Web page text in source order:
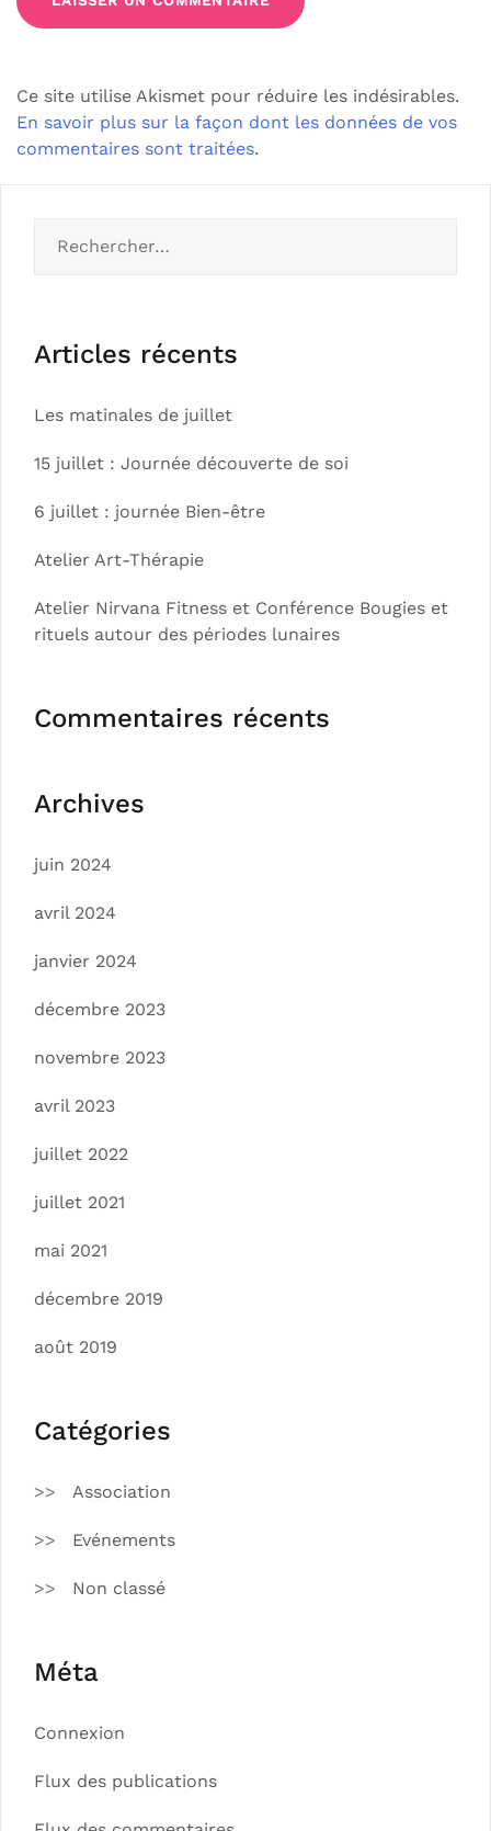
Ce site utilise Akismet pour réduire les indésirables.
En savoir plus sur la façon dont les données de vos
commentaires sont traitées.
Articles récents
Les matinales de juillet
15 juillet : Journée découverte de soi
6 juillet : journée Bien-être
Atelier Art-Thérapie
Atelier Nirvana Fitness et Conférence Bougies et
rituels autour des périodes lunaires
Commentaires récents
Archives
juin 2024
avril 2024
janvier 2024
décembre 2023
novembre 2023
avril 2023
juillet 2022
juillet 2021
mai 2021
décembre 2019
août 2019
Catégories
Association
Evénements
Non classé
Méta
Connexion
Flux des publications